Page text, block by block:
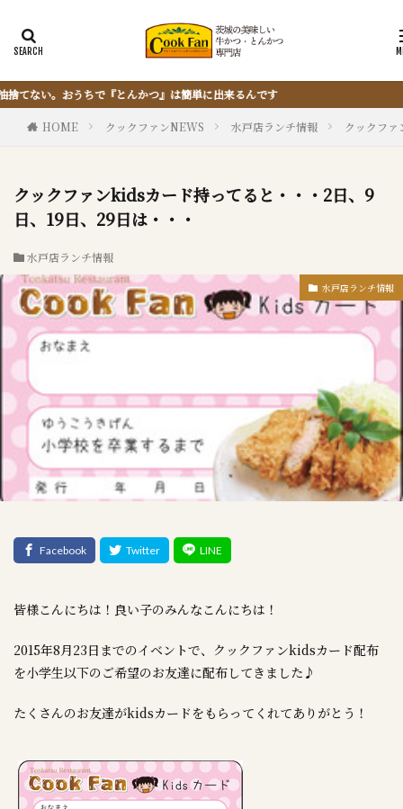
HOME クックファンNEWS 水戸店ランチ情報 クックフ
クックファンkidsカード持ってると・・・2日、9
日、19日、29日は・・・
水戸店ランチ情報
水戸店ランチ情報
皆様こんにちは！良い子のみんなこんにちは！
2015年8月23日までのイベントで、クックファンkidsカード配布
を小学生以下のご希望のお友達に配布してきました♪
たくさんのお友達がkidsカードをもらってくれてありがとう！